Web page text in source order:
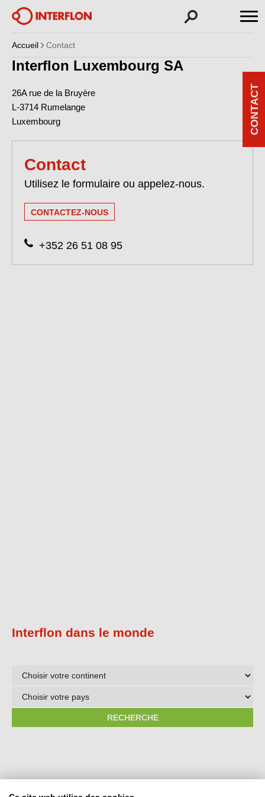
Accueil Contact
Interflon Luxembourg SA
26A rue de la Bruyère
L-3714 Rumelange
Luxembourg
Contact
Utilisez le formulaire ou appelez-nous.
CONTACTEZ-NOUS
+352 26 51 08 95
Interflon dans le monde
Choisir
continent
Choisir
RECHERCHE
CONTACT